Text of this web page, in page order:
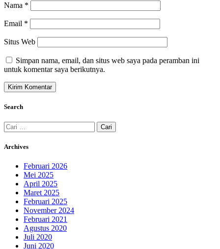
Nama *
Email *
Situs Web
Simpan nama, email, dan situs web saya pada peramban ini
untuk komentar saya berikutnya.
Search
Cari
untuk:
Archives
Februari 2026
Mei 2025
April 2025
Maret 2025
Februari 2025
November 2024
Februari 2021
Agustus 2020
Juli 2020
Juni 2020